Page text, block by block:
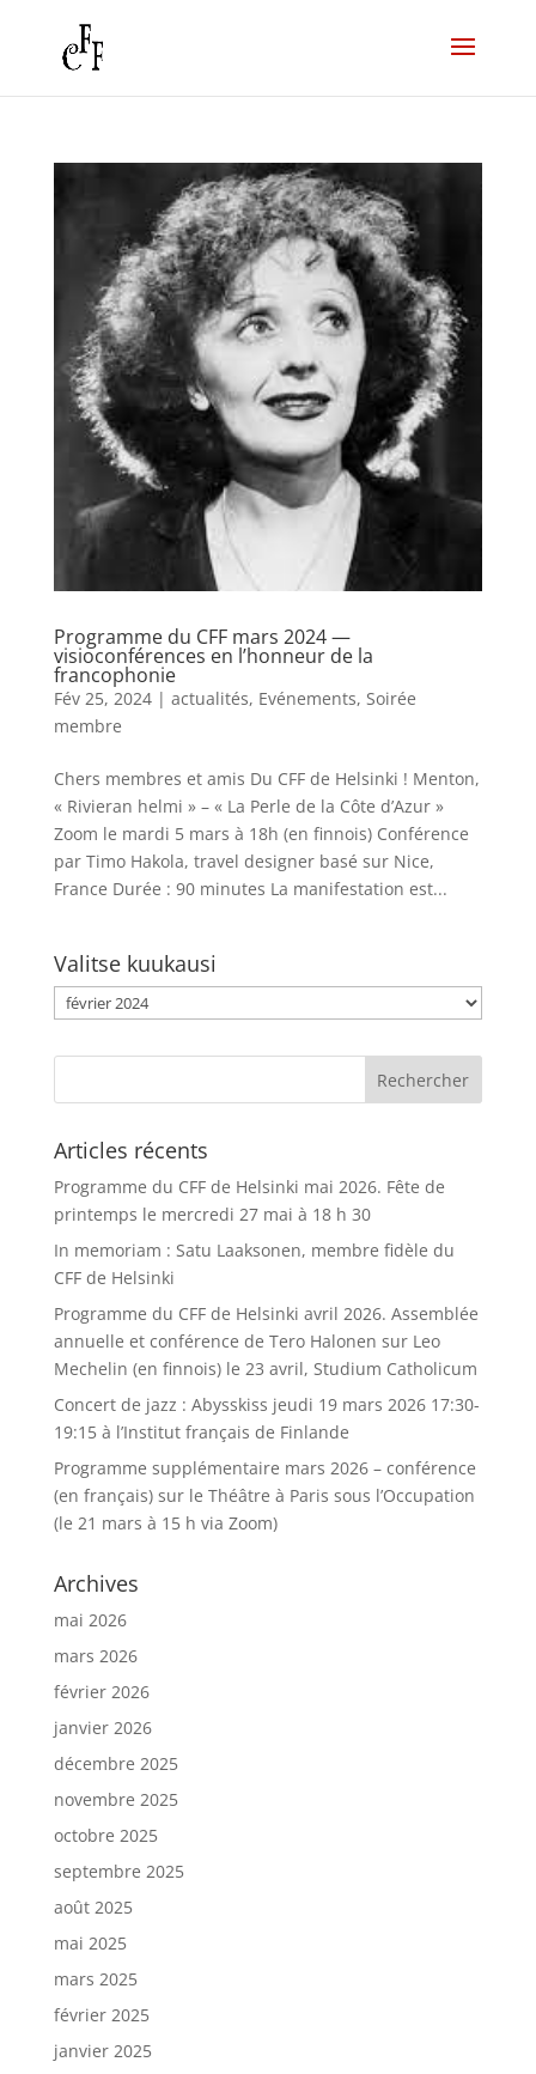
Programme du CFF mars 2024 —
visioconférences en l’honneur de la
francophonie
Fév 25, 2024| actualités, Evénements, Soirée
membre
Chers membres et amis Du CFF de Helsinki ! Menton,
« Rivieran helmi » – « La Perle de la Côte d’Azur »
Zoom le mardi 5 mars à 18h (en finnois) Conférence
par Timo Hakola, travel designer basé sur Nice,
France Durée : 90 minutes La manifestation est...
Valitse kuukausi
Valitse
kuukausi
Articles récents
Programme du CFF de Helsinki mai 2026. Fête de
printemps le mercredi 27 mai à 18 h 30
In memoriam : Satu Laaksonen, membre fidèle du
CFF de Helsinki
Programme du CFF de Helsinki avril 2026. Assemblée
annuelle et conférence de Tero Halonen sur Leo
Mechelin (en finnois) le 23 avril, Studium Catholicum
Concert de jazz : Abysskiss jeudi 19 mars 2026 17:30-
19:15 à l’Institut français de Finlande
Programme supplémentaire mars 2026 – conférence
(en français) sur le Théâtre à Paris sous l’Occupation
(le 21 mars à 15 h via Zoom)
Archives
mai 2026
mars 2026
février 2026
janvier 2026
décembre 2025
novembre 2025
octobre 2025
septembre 2025
août 2025
mai 2025
mars 2025
février 2025
janvier 2025